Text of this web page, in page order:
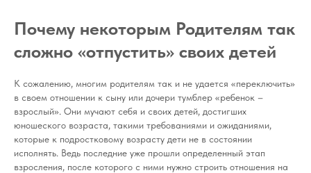
Почему некоторым Родителям так
сложно «отпустить» своих детей
К сожалению, многим родителям так и не удается «переключить»
в своем отношении к сыну или дочери тумблер «ребенок –
взрослый». Они мучают себя и своих детей, достигших
юношеского возраста, такими требованиями и ожиданиями,
которые к подростковому возрасту дети не в состоянии
исполнять. Ведь последние уже прошли определенный этап
взросления, после которого с ними нужно строить отношения на